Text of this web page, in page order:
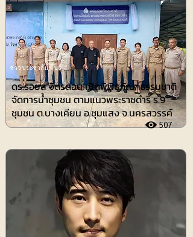
ดร.รอยล จิตรดอน เปิดพิพิธภัณฑ์ธรรมชาติ
จัดการน้ำชุมชน ตามแนวพระราชดำริ ร.9
ชุมชน ต.บางเคียน อ.ชุมแสง จ.นครสวรรค์
507
ข่าวประชาสัมพันธ์